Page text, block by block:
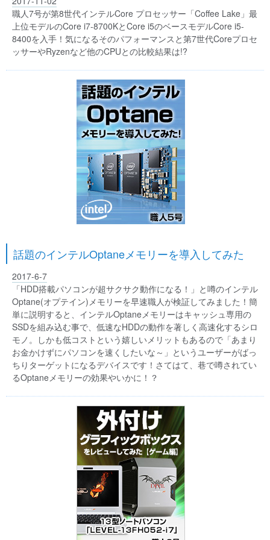
職人7号が第8世代インテルCore プロセッサー「Coffee Lake」最
上位モデルのCore i7-8700KとCore i5のベースモデルCore i5-
8400を入手！気になるそのパフォーマンスと第7世代Coreプロセ
ッサーやRyzenなど他のCPUとの比較結果は!?
話題のインテルOptaneメモリーを導入してみた
2017-6-7
「HDD搭載パソコンが超サクサク動作になる！」と噂のインテル
Optane(オプテイン)メモリーを早速職人が検証してみました！簡
単に説明すると、インテルOptaneメモリーはキャッシュ専用の
SSDを組み込む事で、低速なHDDの動作を著しく高速化するシロ
モノ。しかも低コストという嬉しいメリットもあるので「あまり
お金かけずにパソコンを速くしたいな～」というユーザーがばっ
ちりターゲットになるデバイスです！さてはて、巷で噂されてい
るOptaneメモリーの効果やいかに！？